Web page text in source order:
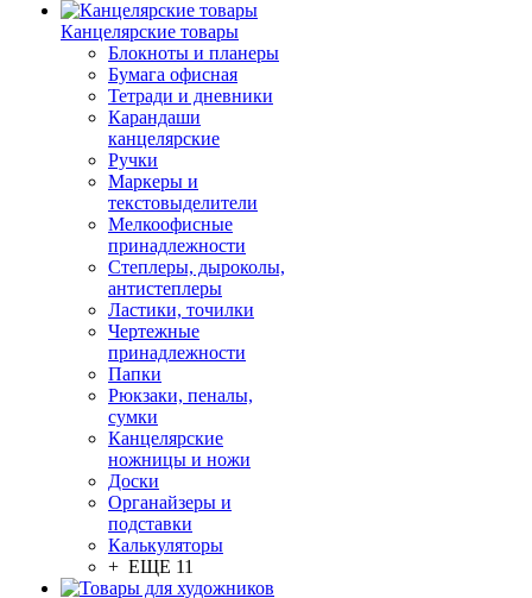
Канцелярские товары
Блокноты и планеры
Бумага офисная
Тетради и дневники
Карандаши
канцелярские
Ручки
Маркеры и
текстовыделители
Мелкоофисные
принадлежности
Степлеры, дыроколы,
антистеплеры
Ластики, точилки
Чертежные
принадлежности
Папки
Рюкзаки, пеналы,
сумки
Канцелярские
ножницы и ножи
Доски
Органайзеры и
подставки
Калькуляторы
+ ЕЩЕ 11